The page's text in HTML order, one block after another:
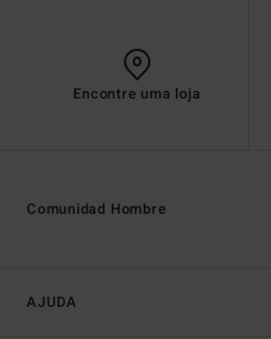
Encontre uma loja
AJUDA
Comunidad Hombre